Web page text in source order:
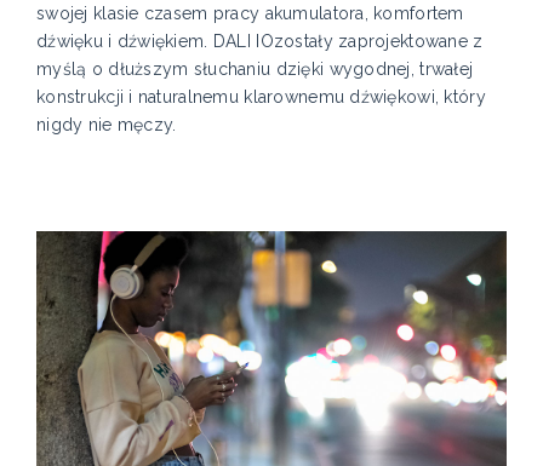
swojej klasie czasem pracy akumulatora, komfortem
dźwięku i dźwiękiem. DALI IOzostały zaprojektowane z
myślą o dłuższym słuchaniu dzięki wygodnej, trwałej
konstrukcji i naturalnemu klarownemu dźwiękowi, który
nigdy nie męczy.